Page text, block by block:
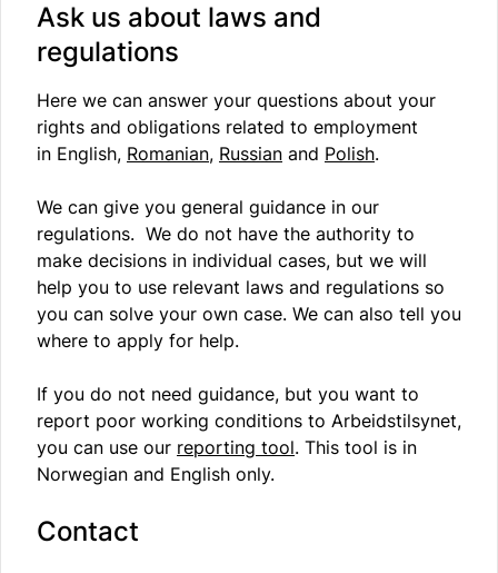
Ask us about laws and
regulations
Here we can answer your questions about your
rights and obligations related to employment
in English, Romanian, Russian and Polish.
We can give you general guidance in our
regulations. We do not have the authority to
make decisions in individual cases, but we will
help you to use relevant laws and regulations so
you can solve your own case. We can also tell you
where to apply for help.
If you do not need guidance, but you want to
report poor working conditions to Arbeidstilsynet,
you can use our reporting tool. This tool is in
Norwegian and English only.
Contact